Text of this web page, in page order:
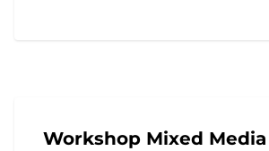
Workshop Mixed